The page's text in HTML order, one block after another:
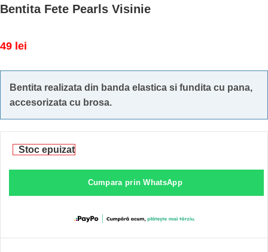
Bentita Fete Pearls Visinie
49 lei
Bentita realizata din banda elastica si fundita cu pana,
accesorizata cu brosa.
Stoc epuizat
Cumpara prin WhatsApp